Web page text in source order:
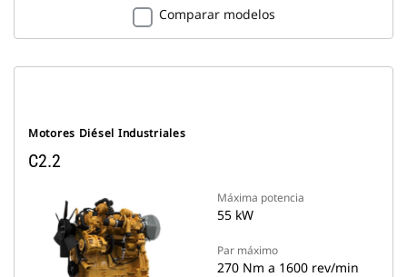
Comparar modelos
Motores Diésel Industriales
C2.2
Máxima potencia
55 kW
Par máximo
270 Nm a 1600 rev/min